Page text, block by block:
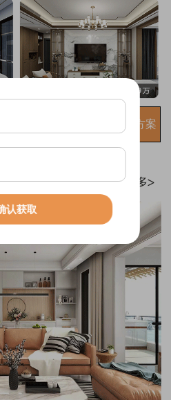
免费获取装修方案
认获取